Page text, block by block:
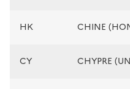
HK CHINE
CY CHYPRE